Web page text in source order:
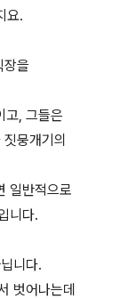
요.
장을
고, 그들은
뭉개기의
일반적으로
니다.
니다.
벗어나는데